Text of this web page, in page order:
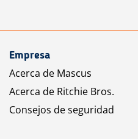
Empresa
Acerca de Mascus
Acerca de Ritchie Bros.
Consejos de seguridad